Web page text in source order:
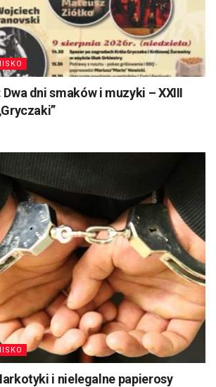
dni smaków i muzyki – XXIII
i nielegalne papierosy